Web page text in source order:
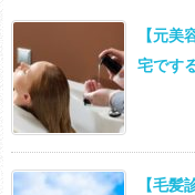
【元美
宅です
【毛